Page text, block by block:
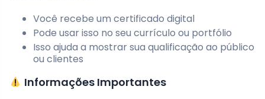
Você recebe um certificado digital
Pode usar isso no seu currículo ou portfólio
Isso ajuda a mostrar sua qualificação ao público
ou clientes
Informações Importantes